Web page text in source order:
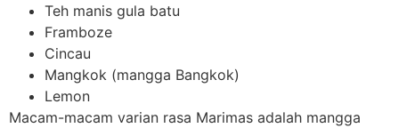
Teh manis gula batu
Framboze
Cincau
Mangkok (mangga Bangkok)
Lemon
Macam-macam varian rasa Marimas adalah mangga